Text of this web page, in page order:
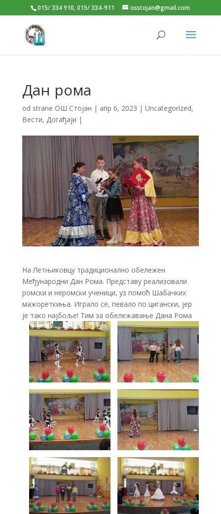
015/ 334 910, 015/ 334-911 osstojan@gmail.com
Дан рома
od strane ОШ Стојан | апр 6, 2023 | Uncategorized,
Вести, Догађаји |
На Летњиковцу традиционално обележен
Међународни Дан Рома. Представу реализовали
ромски и неромски ученици, уз помоћ Шабачких
мажореткиња. Играло се, певало по цигански, јер
је тако најбоље! Тим за обележавање Дана Рома